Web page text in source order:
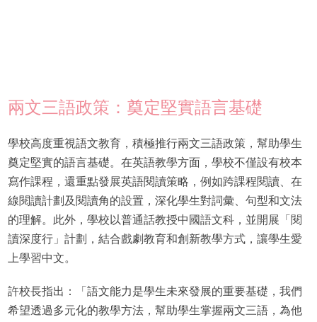
兩文三語政策：奠定堅實語言基礎
學校高度重視語文教育，積極推行兩文三語政策，幫助學生
奠定堅實的語言基礎。在英語教學方面，學校不僅設有校本
寫作課程，還重點發展英語閱讀策略，例如跨課程閱讀、在
線閱讀計劃及閱讀角的設置，深化學生對詞彙、句型和文法
的理解。此外，學校以普通話教授中國語文科，並開展「閱
讀深度行」計劃，結合戲劇教育和創新教學方式，讓學生愛
上學習中文。
許校長指出：「語文能力是學生未來發展的重要基礎，我們
希望透過多元化的教學方法，幫助學生掌握兩文三語，為他